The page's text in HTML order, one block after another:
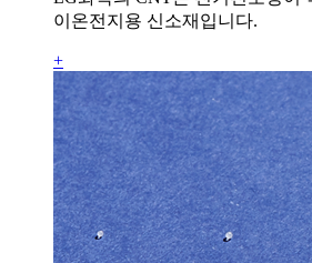
이온전지용 신소재입니다.
+